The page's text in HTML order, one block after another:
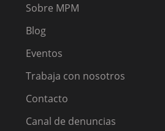
Sobre MPM
Blog
Eventos
Trabaja con nosotros
Contacto
Canal de denuncias